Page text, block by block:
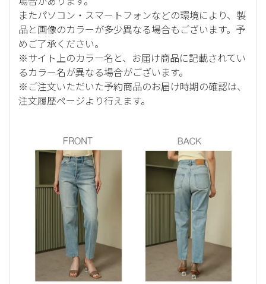
またパソコン・スマートフォンなどの環境により、製
品と画像のカラーが多少異なる場合もございます。予
めご了承ください。
※サイト上のカラー名と、お届け商品に記載されてい
るカラー名が異なる場合がございます。
※ご注文いただいた予約商品のお届け時期の確認は、
注文履歴ページより行えます。